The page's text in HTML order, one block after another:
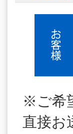
※ご希
直接お